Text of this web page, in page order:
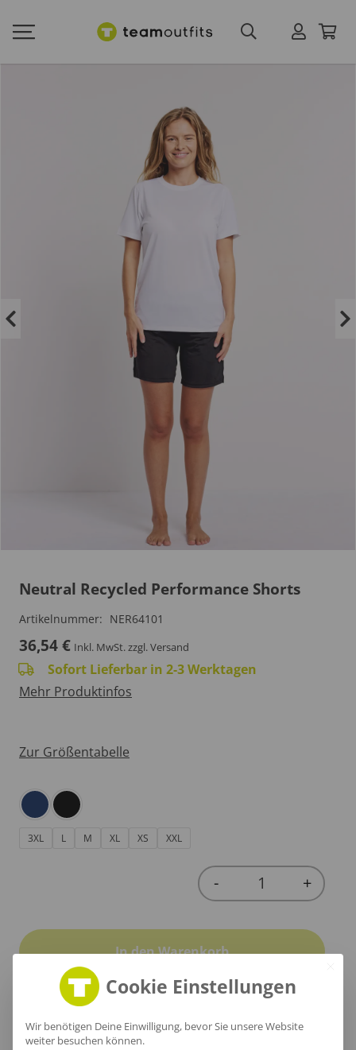
Neutral Recycled Performance Shorts
Artikelnummer: NER64101
36,54€ Inkl. MwSt.zzgl. Versand
Sofort Lieferbar in 2-3 Werktagen
Mehr Produktinfos
Zur Größentabelle
3XL L M XL XS XXL
Quantity
- +
In den Warenkorb
Cookie Einstellungen
Wir benötigen Deine Einwilligung, bevor Sie unsere Website
weiter besuchen können.